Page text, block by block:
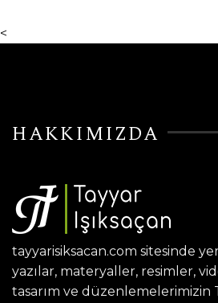
<
HAKKIMIZDA
tayyarisiksacan.com sitesinde
yazılar, materyaller, resimler,
tasarım ve düzenlemelerimizin